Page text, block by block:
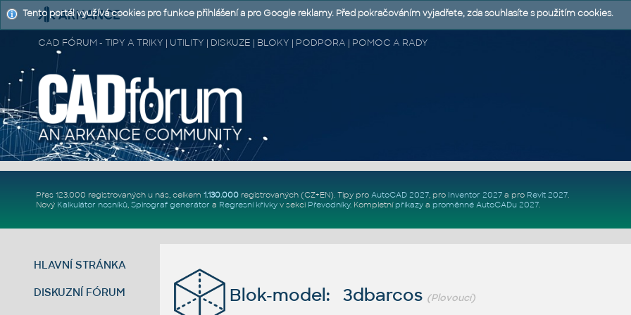
CAD FÓRUM - TIPY A TRIKY | UTILITY | DISKUZE | BLOKY | PODPORA | POMOC A RADY
Přes 123.000 registrovaných u nás, celkem 1.130.000registrovaných (CZ+EN). Tipy pro AutoCAD 2027, pro Inventor 2027a pro Revit 2027.
Nový Kalkulátor nosníků, Spirograf generátor a Regresní křivkyv sekci Převodníky. Kompletní příkazya proměnné AutoCADu 2027.
HLAVNÍ STRÁNKA
DISKUZNÍ FÓRUM Blok-model: 3dbarcos (Plovoucí)
Tento portál využívá cookies pro funkce přihlášení a pro Google reklamy. Před pokračováním vyjadřete, zda souhlasíte s použitím cookies.